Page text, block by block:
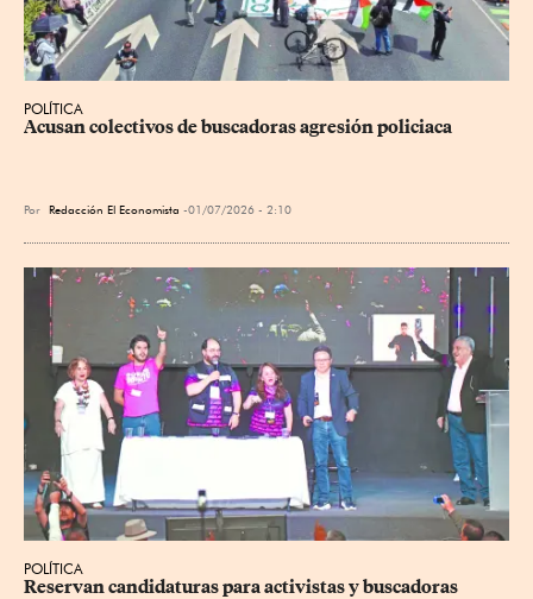
POLÍTICA
Acusan colectivos de buscadoras agresión policiaca
Por Redacción El Economista 01/07/2026 - 2:10
POLÍTICA
Reservan candidaturas para activistas y buscadoras